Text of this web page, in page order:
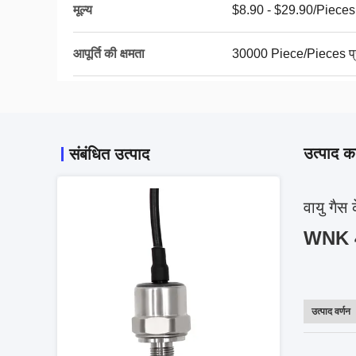
मूल्य $8.90 - $29.90/Pieces
आपूर्ति की क्षमता 30000 Piece/Pieces
संबंधित उत्पाद उत्पाद
वायु गैस
WNK
उत्पाद वर्णन